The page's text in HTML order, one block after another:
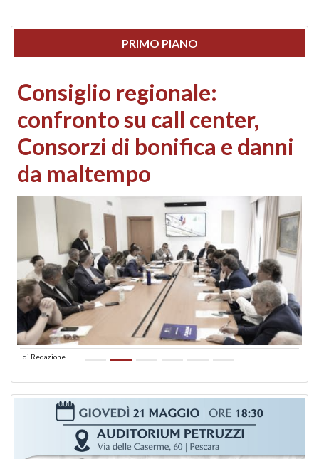
PRIMO PIANO
Consiglio regionale:
confronto su call center,
Consorzi di bonifica e danni
da maltempo
di Redazione